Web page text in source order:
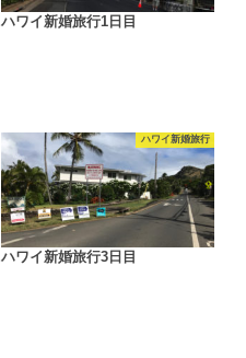
ハワイ新婚旅行1日目
ハワイ新婚旅行
ハワイ新婚旅行3日目